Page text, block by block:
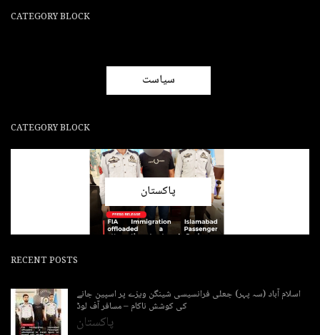
CATEGORY BLOCK
سیاست
CATEGORY BLOCK
پاکستان
RECENT POSTS
اسلام آباد (سہ پہر) جعلی فرانسیسی شینگن ویزے پر اسپین جانے
کی کوشش ناکام – مسافر آف لوڈ
پاکستان